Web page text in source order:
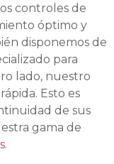
controles de
óptimo y
disponemos de
para
lado, nuestro
Esto es
de sus
gama de
.